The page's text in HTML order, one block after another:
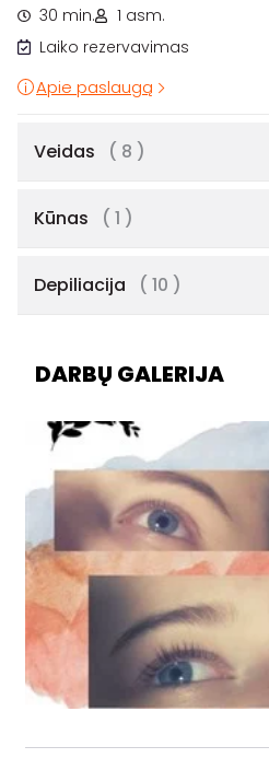
30 min.
1 asm.
Laiko rezervavimas
Apie paslaugą
Veidas ( 8 )
Kūnas ( 1 )
Depiliacija ( 10 )
DARBŲ GALERIJA